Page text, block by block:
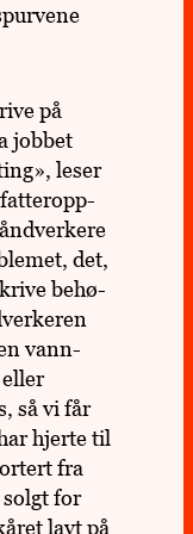
på
jobbet
leser
det,
behø­
vann­
så vi får
hjerte til
fra
for
lavt på